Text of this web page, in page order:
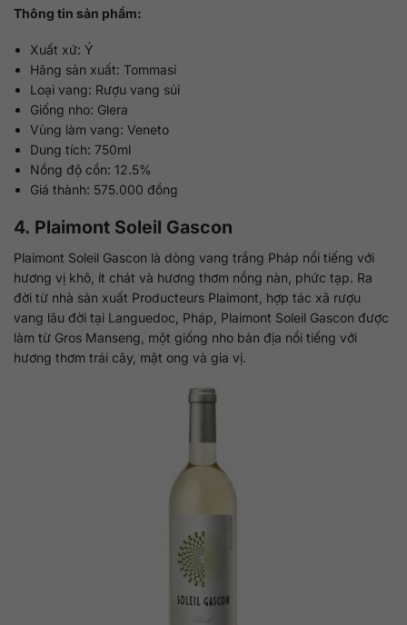
Thông tin sản phẩm:
Xuất xứ: Ý
Hãng sản xuất: Tommasi
Loại vang: Rượu vang sủi
Giống nho: Glera
Vùng làm vang: Veneto
Dung tích: 750ml
Nồng độ cồn: 12.5%
Giá thành: 575.000 đồng
4. Plaimont Soleil Gascon
Plaimont Soleil Gascon là dòng vang trắng Pháp nổi tiếng với
hương vị khô, ít chát và hương thơm nồng nàn, phức tạp. Ra
đời từ nhà sản xuất Producteurs Plaimont, hợp tác xã rượu
vang lâu đời tại Languedoc, Pháp, Plaimont Soleil Gascon được
làm từ Gros Manseng, một giống nho bản địa nổi tiếng với
hương thơm trái cây, mật ong và gia vị.